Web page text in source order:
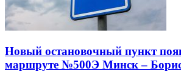
Новый остановочный пункт
маршруте №500Э Минск –